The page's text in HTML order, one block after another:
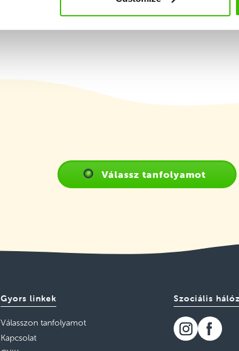
Válassz tanfolyamot
Gyors linkek
Válasszon tanfolyamot
Kapcsolat
Szociális